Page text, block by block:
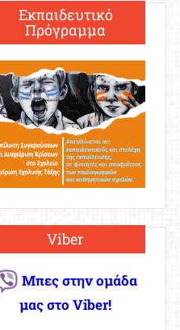
Εκπαιδευτικό
Πρόγραμμα
Viber
Μπες στην ομάδα
μας στο Viber!